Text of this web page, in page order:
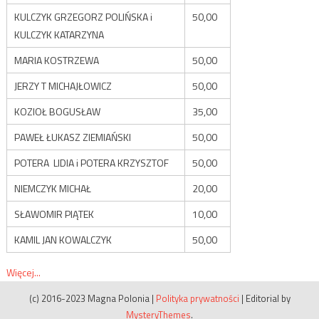
KULCZYK GRZEGORZ POLIŃSKA i
KULCZYK KATARZYNA
50,00
MARIA KOSTRZEWA
50,00
JERZY T MICHAJŁOWICZ
50,00
KOZIOŁ BOGUSŁAW
35,00
PAWEŁ ŁUKASZ ZIEMIAŃSKI
50,00
POTERA LIDIA i POTERA KRZYSZTOF
50,00
NIEMCZYK MICHAŁ
20,00
SŁAWOMIR PIĄTEK
10,00
KAMIL JAN KOWALCZYK
50,00
Więcej...
(c) 2016-2023 Magna Polonia | Polityka prywatności | Editorial by
MysteryThemes.